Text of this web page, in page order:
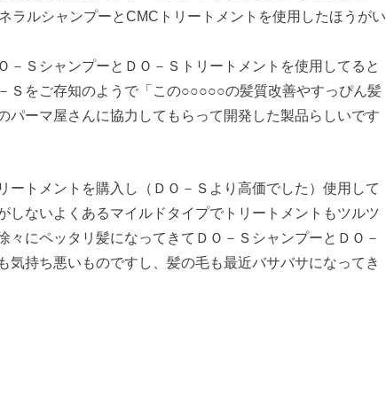
ラルシャンプーとCMCトリートメントを使用したほうがい
－ＳシャンプーとＤＯ－Ｓトリートメントを使用してると
Ｓをご存知のようで「この○○○○○の髪質改善やすっぴん髪
パーマ屋さんに協力してもらって開発した製品らしいです
ートメントを購入し（ＤＯ－Ｓより高価でした）使用して
しないよくあるマイルドタイプでトリートメントもツルツ
々にペッタリ髪になってきてＤＯ－ＳシャンプーとＤＯ－
気持ち悪いものですし、髪の毛も最近バサバサになってき